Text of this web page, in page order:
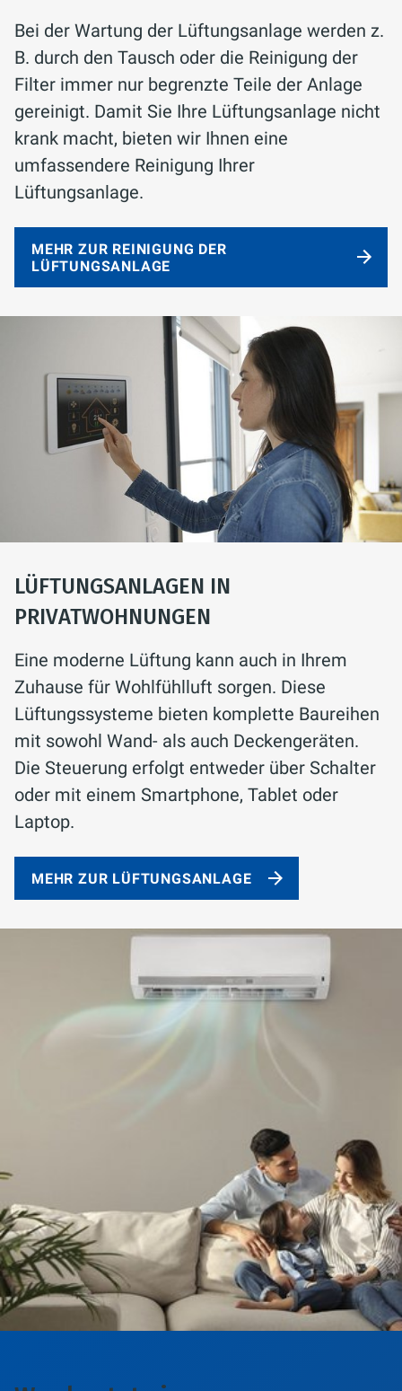
Bei der Wartung der Lüftungsanlage werden z.
B. durch den Tausch oder die Reinigung der
Filter immer nur begrenzte Teile der Anlage
gereinigt. Damit Sie Ihre Lüftungsanlage nicht
krank macht, bieten wir Ihnen eine
umfassendere Reinigung Ihrer
Lüftungsanlage.
MEHR ZUR REINIGUNG DER
LÜFTUNGSANLAGE
LÜFTUNGSANLAGEN IN
PRIVATWOHNUNGEN
Eine moderne Lüftung kann auch in Ihrem
Zuhause für Wohlfühlluft sorgen. Diese
Lüftungssysteme bieten komplette Baureihen
mit sowohl Wand- als auch Deckengeräten.
Die Steuerung erfolgt entweder über Schalter
oder mit einem Smartphone, Tablet oder
Laptop.
MEHR ZUR LÜFTUNGSANLAGE